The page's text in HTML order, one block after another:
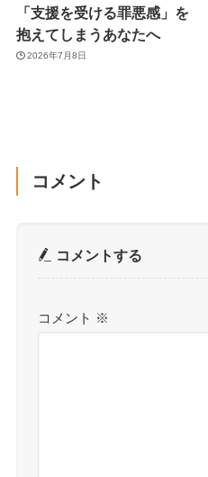
「支援を受ける罪悪感」を
抱えてしまうあなたへ
2026年7月8日
コメント
コメントする
コメント ※